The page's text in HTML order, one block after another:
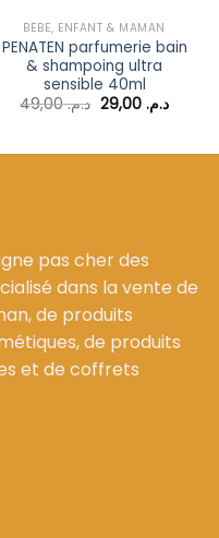
د.م. 99,00.
BÉBÉ, ENFANT & MAMAN
PENATEN parfumerie bain
& shampoing ultra
sensible 40ml
د.م.49,00 Le
prix
د.م. 49,00.
د.م. 29,00 Le
pas cher des
dans la vente de
de produits
de produits
et de coffrets